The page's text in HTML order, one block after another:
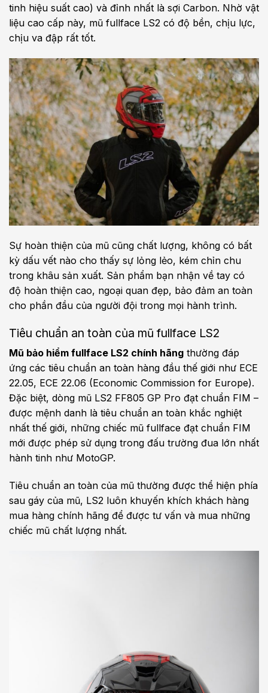
tinh hiệu suất cao) và đỉnh nhất là sợi Carbon. Nhờ vật
liệu cao cấp này, mũ fullface LS2 có độ bền, chịu lực,
chịu va đập rất tốt.
Sự hoàn thiện của mũ cũng chất lượng, không có bất
kỳ dấu vết nào cho thấy sự lỏng lẻo, kém chỉn chu
trong khâu sản xuất. Sản phẩm bạn nhận về tay có
độ hoàn thiện cao, ngoại quan đẹp, bảo đảm an toàn
cho phần đầu của người đội trong mọi hành trình.
Tiêu chuẩn an toàn của mũ fullface LS2
Mũ bảo hiểm fullface LS2 chính hãng thường đáp
ứng các tiêu chuẩn an toàn hàng đầu thế giới như ECE
22.05, ECE 22.06 (Economic Commission for Europe).
Đặc biệt, dòng mũ LS2 FF805 GP Pro đạt chuẩn FIM –
được mệnh danh là tiêu chuẩn an toàn khắc nghiệt
nhất thế giới, những chiếc mũ fullface đạt chuẩn FIM
mới được phép sử dụng trong đấu trường đua lớn nhất
hành tinh như MotoGP.
Tiêu chuẩn an toàn của mũ thường được thể hiện phía
sau gáy của mũ, LS2 luôn khuyến khích khách hàng
mua hàng chính hãng để được tư vấn và mua những
chiếc mũ chất lượng nhất.